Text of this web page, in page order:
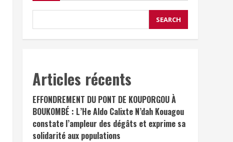
SEARCH
Articles récents
EFFONDREMENT DU PONT DE KOUPORGOU À
BOUKOMBÉ : L’He Aldo Calixte N’dah Kouagou
constate l’ampleur des dégâts et exprime sa
solidarité aux populations